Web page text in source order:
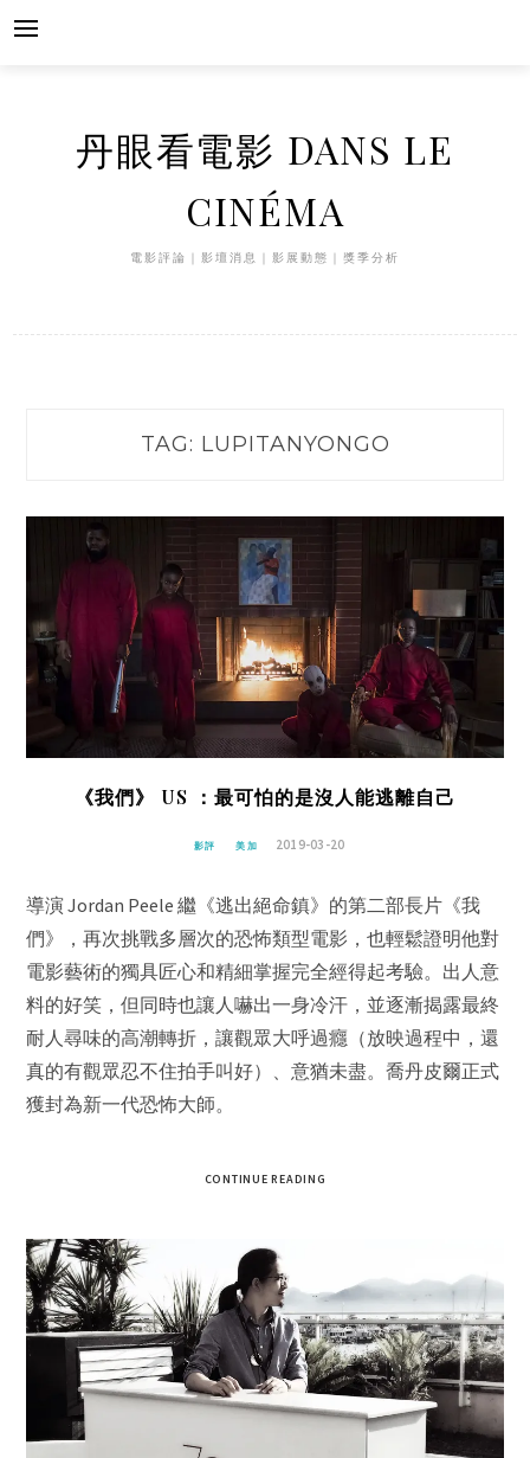
Skip
丹眼看電影 DANS LE
CINÉMA
電影評論｜影壇消息｜影展動態｜獎季分析
TAG: LUPITANYONGO
《我們》 US ：最可怕的是沒人能逃離自己
影評 美加 2019-03-20
導演 Jordan Peele 繼《逃出絕命鎮》的第二部長片《我
們》，再次挑戰多層次的恐怖類型電影，也輕鬆證明他對
電影藝術的獨具匠心和精細掌握完全經得起考驗。出人意
料的好笑，但同時也讓人嚇出一身冷汗，並逐漸揭露最終
耐人尋味的高潮轉折，讓觀眾大呼過癮（放映過程中，還
真的有觀眾忍不住拍手叫好）、意猶未盡。喬丹皮爾正式
獲封為新一代恐怖大師。
CONTINUE READING